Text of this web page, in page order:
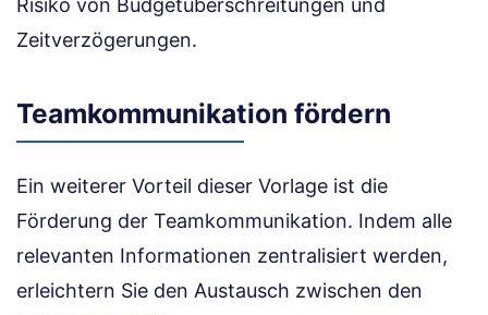
Risiko von Budgetüberschreitungen und
Zeitverzögerungen.
Teamkommunikation fördern
Ein weiterer Vorteil dieser Vorlage ist die
Förderung der Teamkommunikation. Indem alle
relevanten Informationen zentralisiert werden,
erleichtern Sie den Austausch zwischen den